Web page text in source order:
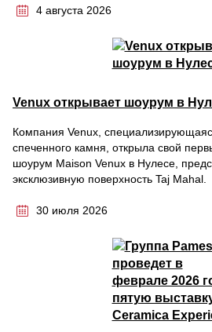
4 августа 2026
Venux открывает шоурум в
Компания Venux,
спеченного камня, открыла свой
шоурум Maison Venux в Нулесе,
эксклюзивную поверхность Taj Mahal.
30 июля 2026